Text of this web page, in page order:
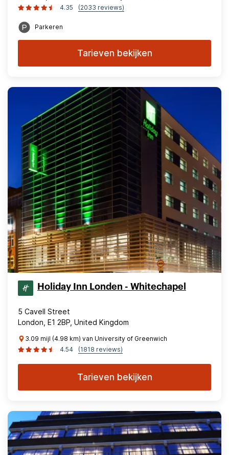
4.35
(2033 reviews)
Parkeren
Tarieven bekijken
Holiday Inn Londen - Whitechapel
5 Cavell Street
London, E1 2BP, United Kingdom
3.09 mijl (4.98 km) van University of Greenwich
4.54
(1818 reviews)
Tarieven bekijken